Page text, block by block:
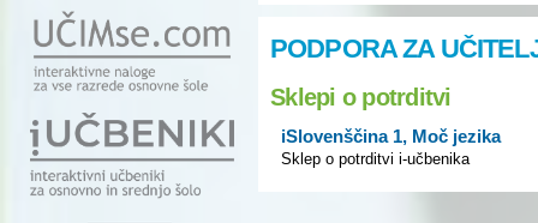
PODPORA ZA
Sklepi o potrditvi
iSlovenščina 1, Moč jezika
Sklep o potrditvi i-učbenika